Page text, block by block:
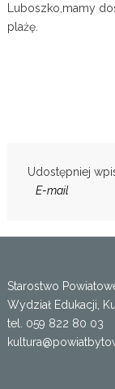
Luboszko,mamy
plażę.
Udostępniej
E-mail
Starostwo
Wydział Edukacji,
tel. 059 822 80 03